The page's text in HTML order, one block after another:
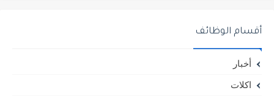
أقسام الوظائف
أخبار
اكلات